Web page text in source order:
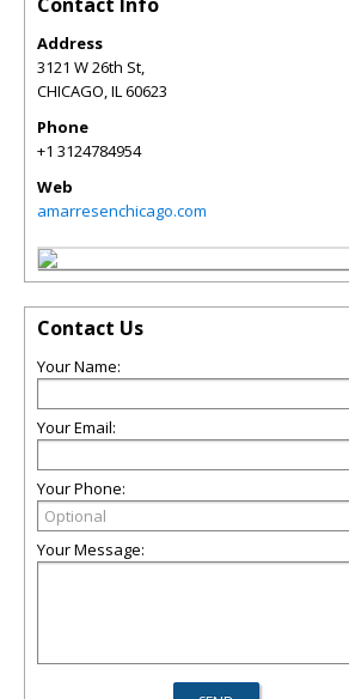
Address
3121 W 26th St,
CHICAGO IL 60623
Phone
+1 3124784954
Web
amarresenchicago.com
Contact Us
Your Name:
Your Email:
Your Phone:
Your Message: